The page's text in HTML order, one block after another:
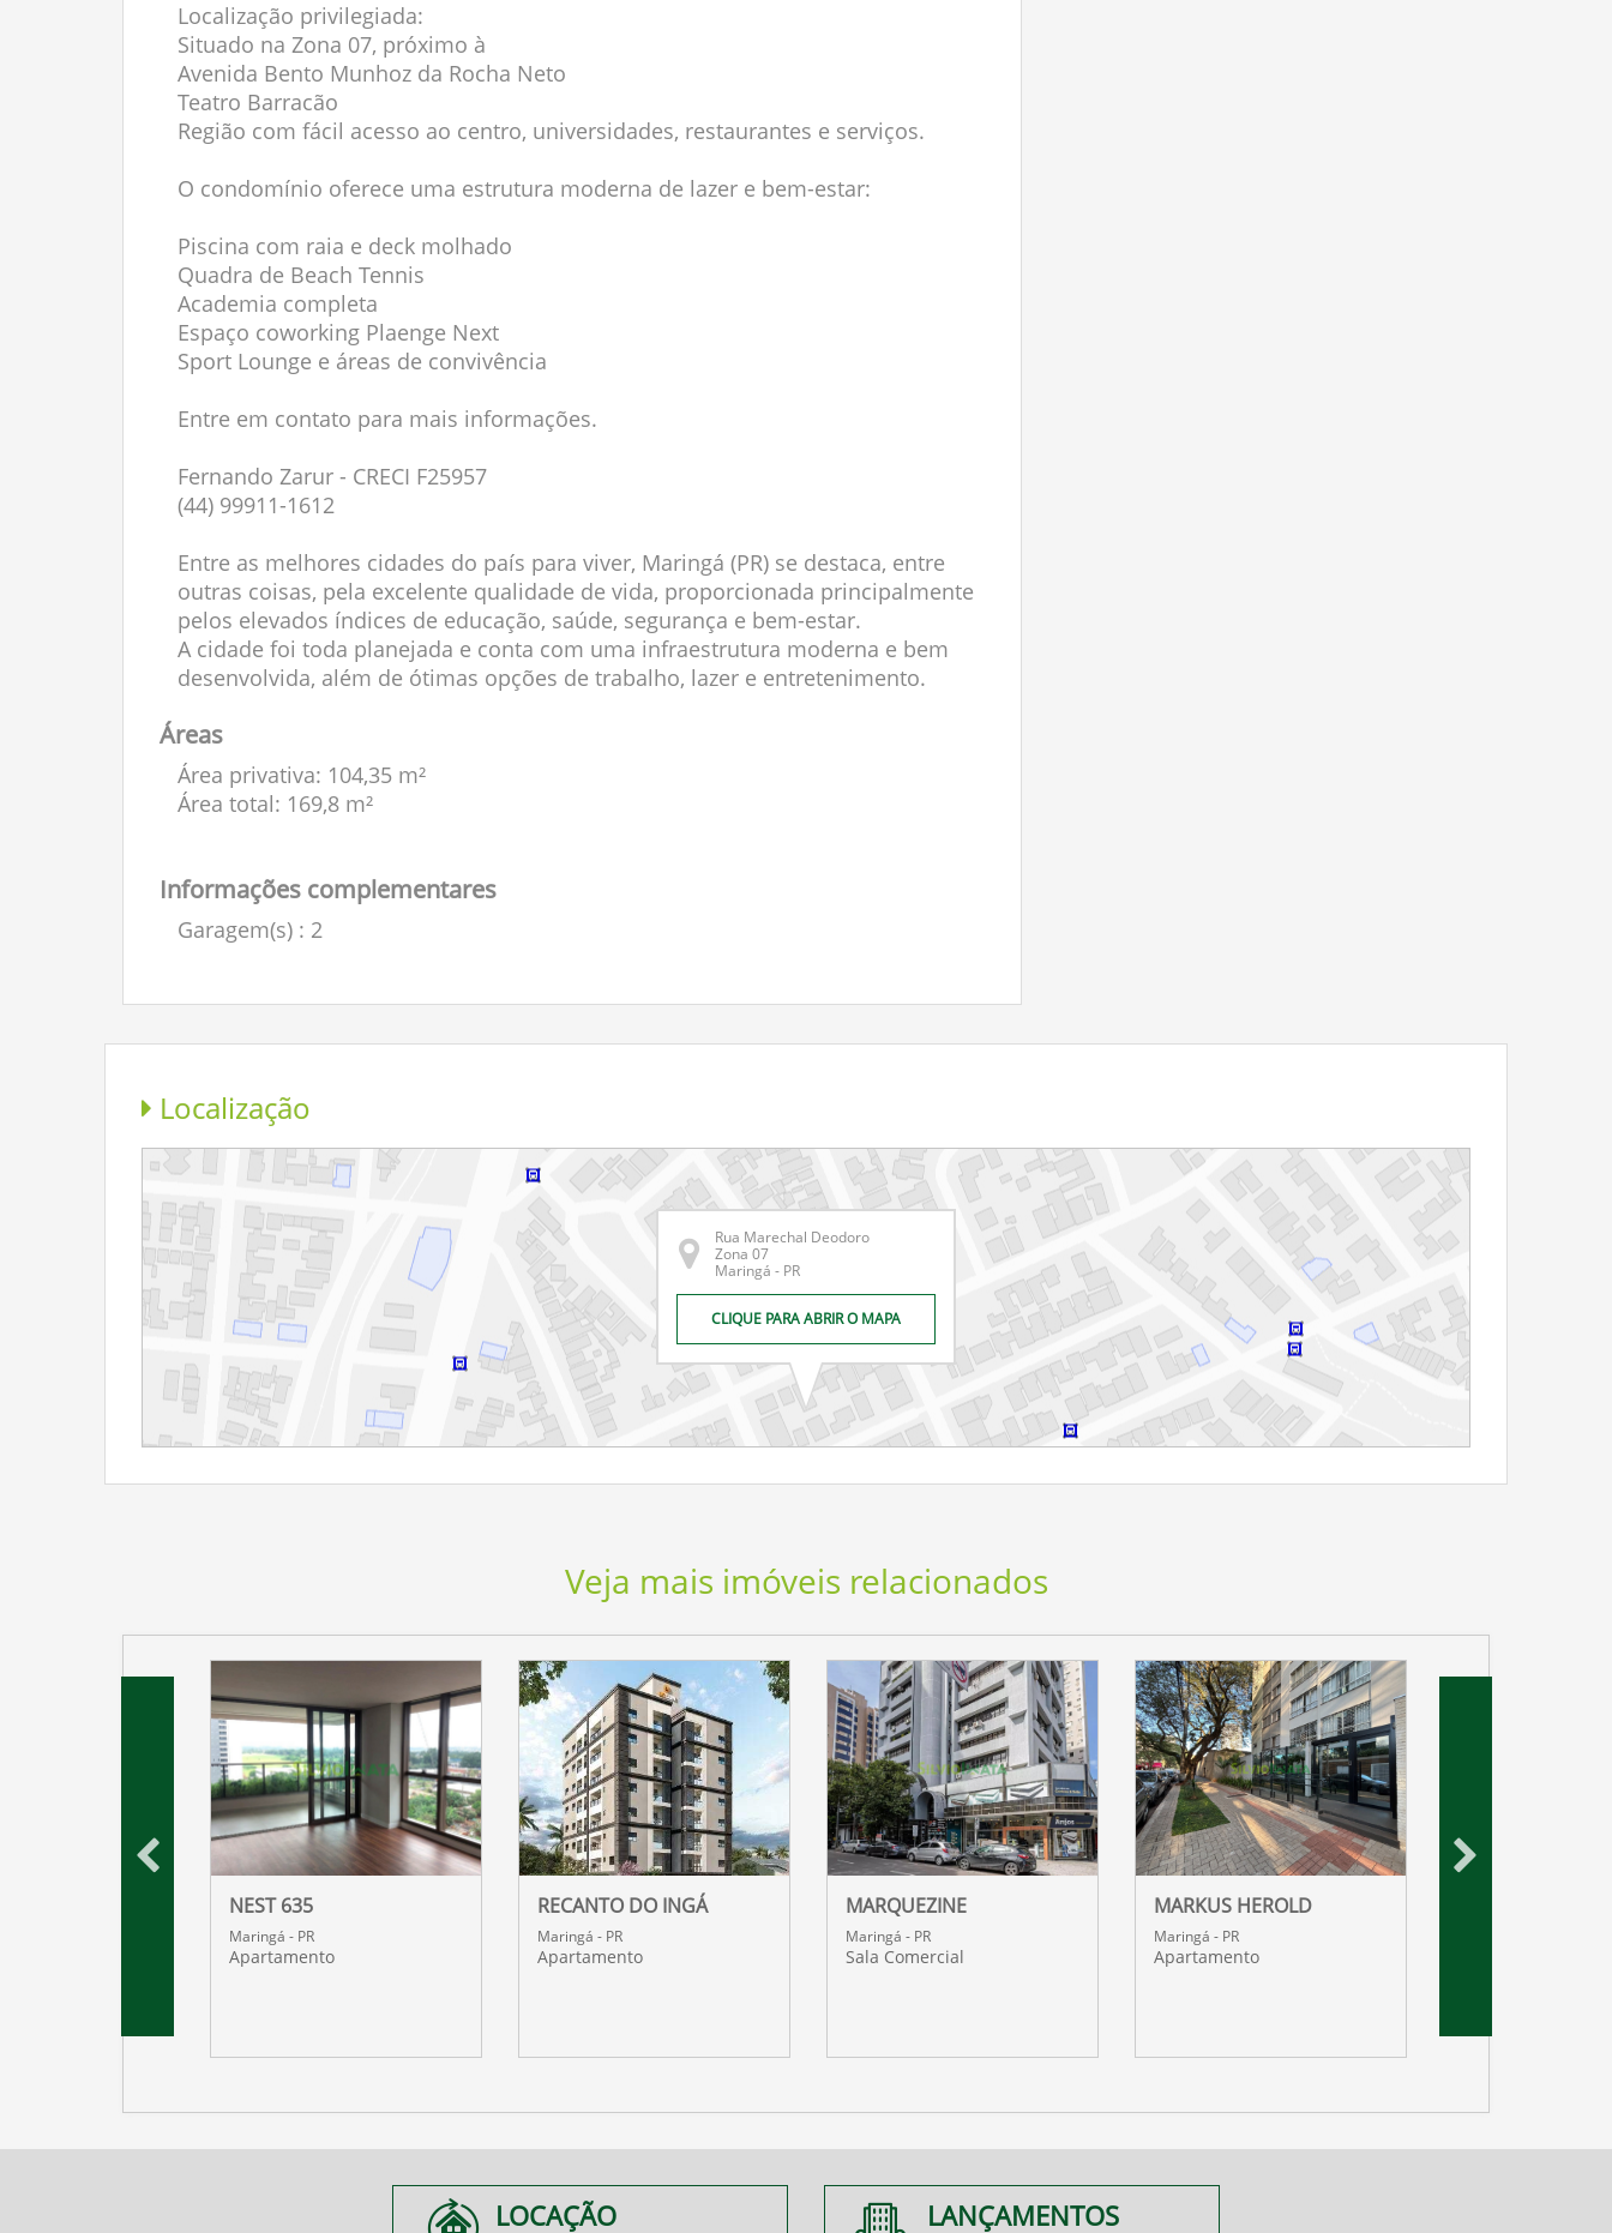
Localização privilegiada:
Situado na Zona 07, próximo à
Avenida Bento Munhoz da Rocha Neto
Teatro Barracão
Região com fácil acesso ao centro, universidades, restaurantes e serviços.
O condomínio oferece uma estrutura moderna de lazer e bem-estar:
Piscina com raia e deck molhado
Quadra de Beach Tennis
Academia completa
Espaço coworking Plaenge Next
Sport Lounge e áreas de convivência
Entre em contato para mais informações.
Fernando Zarur - CRECI F25957
(44) 99911-1612
Entre as melhores cidades do país para viver, Maringá (PR) se destaca, entre
outras coisas, pela excelente qualidade de vida, proporcionada principalmente
pelos elevados índices de educação, saúde, segurança e bem-estar.
A cidade foi toda planejada e conta com uma infraestrutura moderna e bem
desenvolvida, além de ótimas opções de trabalho, lazer e entretenimento.
Áreas
Área privativa: 104,35 m²
Área total: 169,8 m²
Informações complementares
Garagem(s) : 2
Localização
Rua Marechal Deodoro
Zona 07
Maringá - PR
CLIQUE PARA ABRIR O MAPA
Veja mais imóveis relacionados
NEST 635
Maringá - PR
Apartamento
RECANTO DO INGÁ
Maringá - PR
Apartamento
MARQUEZINE
Maringá - PR
Sala Comercial
MARKUS HEROLD
Maringá - PR
Apartamento
LOCAÇÃO LANÇAMENTOS